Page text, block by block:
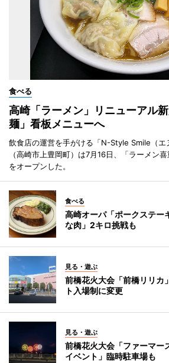
食べる
高崎「ラーメン」リニューアル
麺」看板メニューへ
飲食店の運営を手がける「N-Style Smile（エ
（高崎市上豊岡町）は7月16日、「ラーメン
をオープンした。
食べる
高崎オーパ「ポークステ
な肉」2キロ挑戦も
見る・遊ぶ
前橋花火大会「前橋リリ
ト入場制に変更
見る・遊ぶ
前橋花火大会「ファーマー
イベント」臨時駐車場も